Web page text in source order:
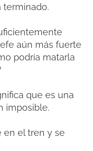
terminado.
aún más fuerte
podría matarla
que es una
imposible.
en el tren y se